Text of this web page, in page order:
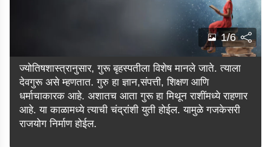
1/6
ज्योतिषशास्त्रानुसार, गुरू बृहस्पतीला विशेष मानले जाते. त्याला
देवगुरू असे म्हणतात. गुरु हा ज्ञान,संपत्ती, शिक्षण आणि
धर्माचाकारक आहे. अशातच आता गुरू हा मिथून राशींमध्ये राहणार
आहे. या काळामध्ये त्याची चंद्रांशी युती होईल. यामुळे गजकेसरी
राजयोग निर्माण होईल.